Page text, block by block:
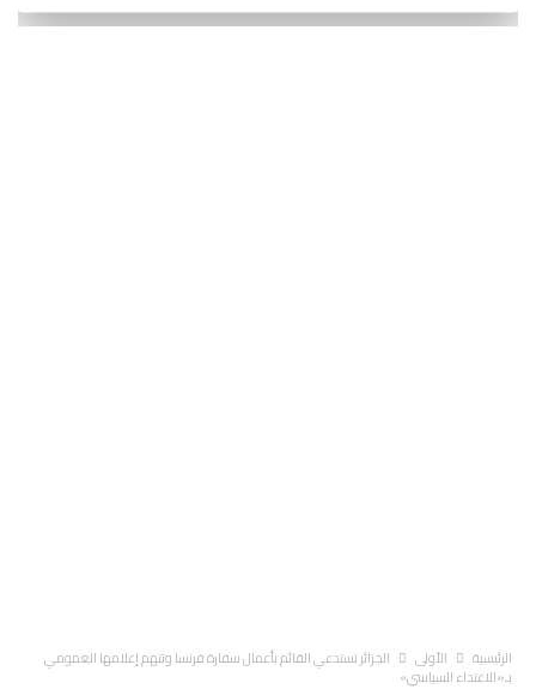
‫الرئيسية‬ الأولى
الجزائر تستدعي القائم بأعمال سفارة فرنسا وتتهم إعلامها العمومي
بـ«الاعتداء السياسي»